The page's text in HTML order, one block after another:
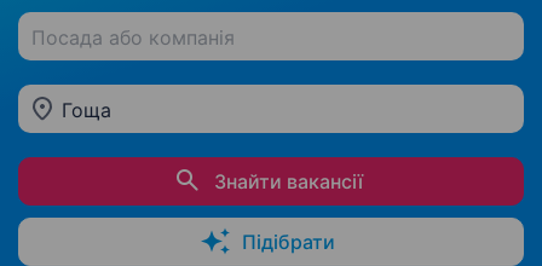
Посада або компанія
Гоща
Знайти вакансії
Підібрати